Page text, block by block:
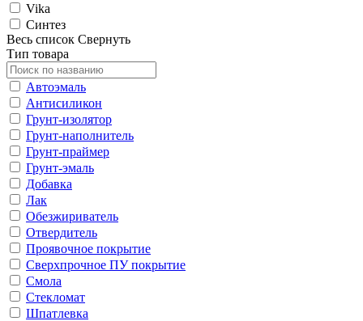
Vika
Синтез
Весь список Свернуть
Тип товара
Автоэмаль
Антисиликон
Грунт-изолятор
Грунт-наполнитель
Грунт-праймер
Грунт-эмаль
Добавка
Лак
Обезжириватель
Отвердитель
Проявочное покрытие
Сверхпрочное ПУ покрытие
Смола
Стекломат
Шпатлевка